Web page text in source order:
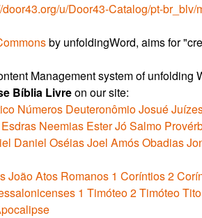
door43.org/u/Door43-Catalog/pt-br_blv/
by unfoldingWord, aims for
Management system of unfolding
Bíblia Livreon our site:
Números DeuteronômioJosué
Esdras Neemias EsterJóSalmo
Daniel OséiasJoel AmósObadias
JoãoAtos Romanos 1 Coríntios2
1 Timóteo2 TimóteoTito